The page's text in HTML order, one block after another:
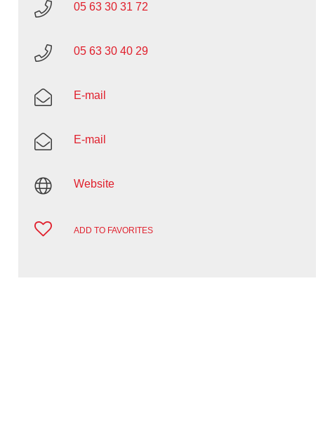
05 63 30 31 72
05 63 30 40 29
E-mail
E-mail
Website
ADD TO FAVORITES